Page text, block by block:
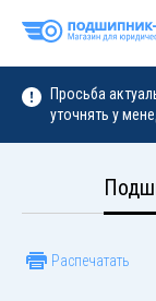
Просьба
уточнять у
Распечатать